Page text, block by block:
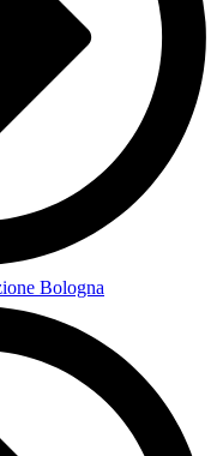
Bologna